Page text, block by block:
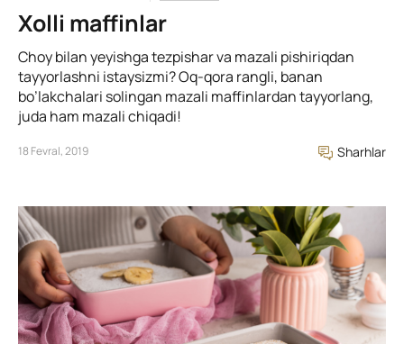
Xolli maffinlar
Choy bilan yeyishga tezpishar va mazali pishiriqdan
tayyorlashni istaysizmi? Oq-qora rangli, banan
bo’lakchalari solingan mazali maffinlardan tayyorlang,
juda ham mazali chiqadi!
18 Fevral, 2019 Sharhlar